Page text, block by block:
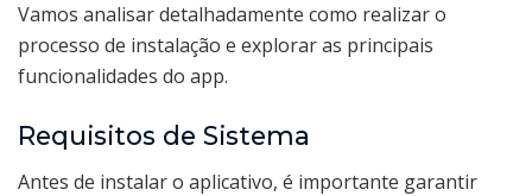
Vamos analisar detalhadamente como realizar o
processo de instalação e explorar as principais
funcionalidades do app.
Requisitos de Sistema
Antes de instalar o aplicativo, é importante garantir